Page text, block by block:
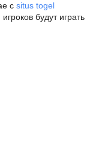
с situs togel
будут играть